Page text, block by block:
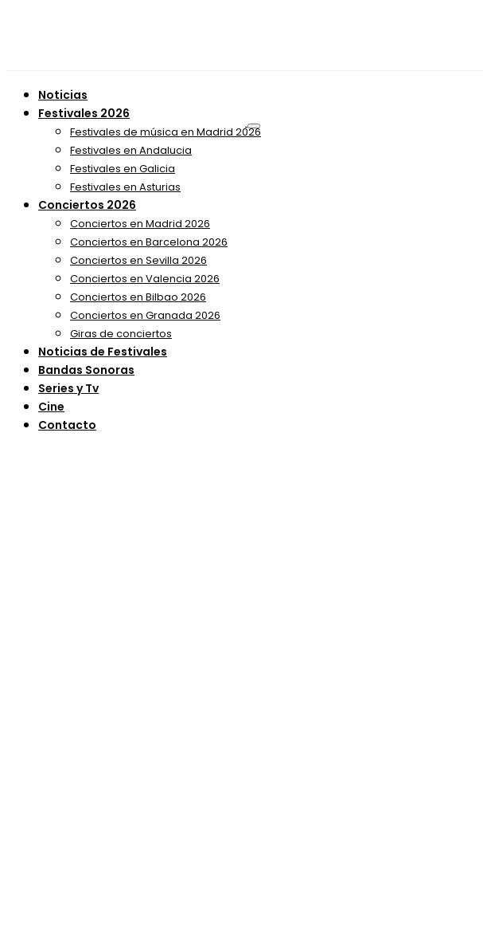
Noticias
Festivales 2026
Festivales de música en Madrid 2026
Festivales en Andalucia
Festivales en Galicia
Festivales en Asturias
Conciertos 2026
Conciertos en Madrid 2026
Conciertos en Barcelona 2026
Conciertos en Sevilla 2026
Conciertos en Valencia 2026
Conciertos en Bilbao 2026
Conciertos en Granada 2026
Giras de conciertos
Noticias de Festivales
Bandas Sonoras
Series y Tv
Cine
Contacto